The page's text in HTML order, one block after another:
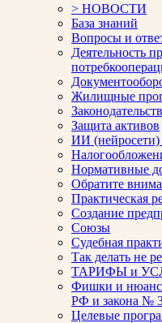
> НОВОСТИ
База знаний
Вопросы и
Деятельность
Жилищные
Защита активов
ИИ (нейросети)
Нормативные
Обратите
Практическая
Создание
Союзы
Судебная
Так делать не
ТАРИФЫ и
Фишки и
РФ и закона №
Целевые